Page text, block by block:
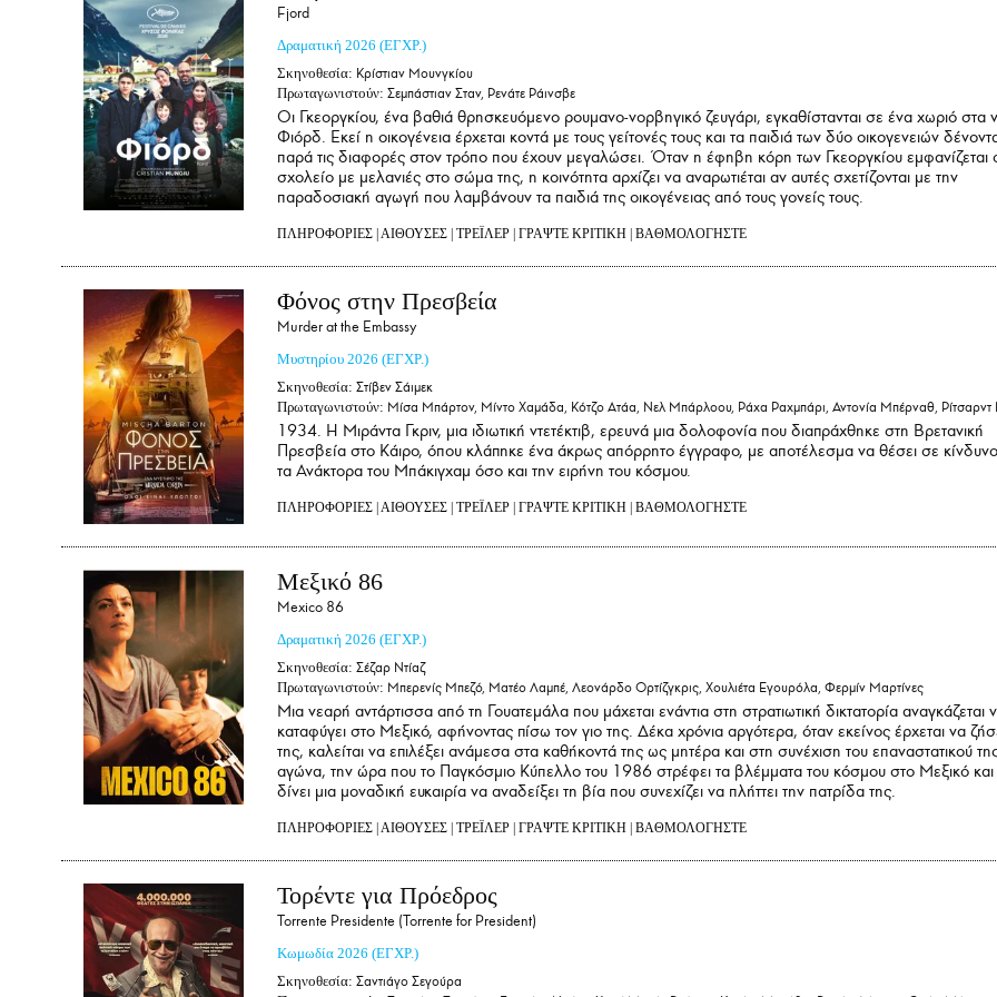
Fjord
Δραματική 2026 (ΕΓΧΡ.)
Σκηνοθεσία: Κρίστιαν Μουνγκίου
Πρωταγωνιστούν: Σεμπάστιαν Σταν, Ρενάτε Ράινσβε
Οι Γκεοργκίου, ένα βαθιά θρησκευόμενο ρουμανο-νορβηγικό ζευγάρι, εγκαθίστανται σε ένα χωριό στα
Φιόρδ. Εκεί η οικογένεια έρχεται κοντά με τους γείτονές τους και τα παιδιά των δύο οικογενειών
παρά τις διαφορές στον τρόπο που έχουν μεγαλώσει. Όταν η έφηβη κόρη των Γκεοργκίου εμφανίζεται
σχολείο με μελανιές στο σώμα της, η κοινότητα αρχίζει να αναρωτιέται αν αυτές σχετίζονται με την
παραδοσιακή αγωγή που λαμβάνουν τα παιδιά της οικογένειας από τους γονείς τους.
ΠΛΗΡΟΦΟΡΙΕΣ ΑΙΘΟΥΣΕΣ ΤΡΕΪΛΕΡ ΓΡΑΨΤΕ ΚΡΙΤΙΚΗ ΒΑΘΜΟΛΟΓΗΣΤΕ
Φόνος στην Πρεσβεία
Murder at the Embassy
Μυστηρίου 2026 (ΕΓΧΡ.)
Σκηνοθεσία: Στίβεν Σάιμεκ
Πρωταγωνιστούν: Μίσα Μπάρτον, Μίντο Χαμάδα, Κότζο Ατάα, Νελ Μπάρλοου, Ράχα Ραχμπάρι, Αντονία Μπέρναθ, Ρίτσαρντ
1934. Η Μιράντα Γκριν, μια ιδιωτική ντετέκτιβ, ερευνά μια δολοφονία που διαπράχθηκε στη Βρετανική
Πρεσβεία στο Κάιρο, όπου κλάπηκε ένα άκρως απόρρητο έγγραφο, με αποτέλεσμα να θέσει σε
τα Ανάκτορα του Μπάκιγχαμ όσο και την ειρήνη του κόσμου.
ΠΛΗΡΟΦΟΡΙΕΣ ΑΙΘΟΥΣΕΣ ΤΡΕΪΛΕΡ ΓΡΑΨΤΕ ΚΡΙΤΙΚΗ ΒΑΘΜΟΛΟΓΗΣΤΕ
Μεξικό 86
Mexico 86
Δραματική 2026 (ΕΓΧΡ.)
Σκηνοθεσία: Σέζαρ Ντίαζ
Πρωταγωνιστούν: Μπερενίς Μπεζό, Ματέο Λαμπέ, Λεονάρδο Ορτίζγκρις, Χουλιέτα Εγουρόλα, Φερμίν Μαρτίνες
Μια νεαρή αντάρτισσα από τη Γουατεμάλα που μάχεται ενάντια στη στρατιωτική δικτατορία αναγκάζεται
καταφύγει στο Μεξικό, αφήνοντας πίσω τον γιο της. Δέκα χρόνια αργότερα, όταν εκείνος έρχεται να
της, καλείται να επιλέξει ανάμεσα στα καθήκοντά της ως μητέρα και στη συνέχιση του επαναστατικού
αγώνα, την ώρα που το Παγκόσμιο Κύπελλο του 1986 στρέφει τα βλέμματα του κόσμου στο Μεξικό και
δίνει μια μοναδική ευκαιρία να αναδείξει τη βία που συνεχίζει να πλήττει την πατρίδα της.
ΠΛΗΡΟΦΟΡΙΕΣ ΑΙΘΟΥΣΕΣ ΤΡΕΪΛΕΡ ΓΡΑΨΤΕ ΚΡΙΤΙΚΗ ΒΑΘΜΟΛΟΓΗΣΤΕ
Τορέντε για Πρόεδρος
Torrente Presidente (Torrente for President)
Κωμωδία 2026 (ΕΓΧΡ.)
Σκηνοθεσία: Σαντιάγο Σεγούρα